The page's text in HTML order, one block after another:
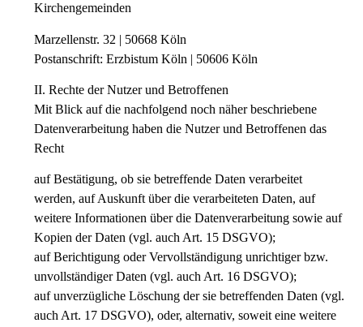
Kirchengemeinden
Marzellenstr. 32 | 50668 Köln
Postanschrift: Erzbistum Köln | 50606 Köln
II. Rechte der Nutzer und Betroffenen
Mit Blick auf die nachfolgend noch näher beschriebene
Datenverarbeitung haben die Nutzer und Betroffenen das
Recht
auf Bestätigung, ob sie betreffende Daten verarbeitet
werden, auf Auskunft über die verarbeiteten Daten, auf
weitere Informationen über die Datenverarbeitung sowie auf
Kopien der Daten (vgl. auch Art. 15 DSGVO);
auf Berichtigung oder Vervollständigung unrichtiger bzw.
unvollständiger Daten (vgl. auch Art. 16 DSGVO);
auf unverzügliche Löschung der sie betreffenden Daten (vgl.
auch Art. 17 DSGVO), oder, alternativ, soweit eine weitere